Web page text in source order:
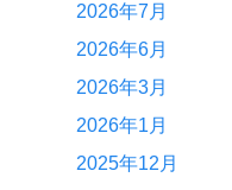
2026年7月
2026年6月
2026年3月
2026年1月
2025年12月